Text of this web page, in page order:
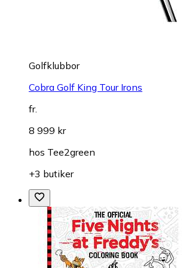
Golfklubbor
Cobra Golf King Tour Irons
fr.
8 999 kr
hos Tee2green
+3 butiker